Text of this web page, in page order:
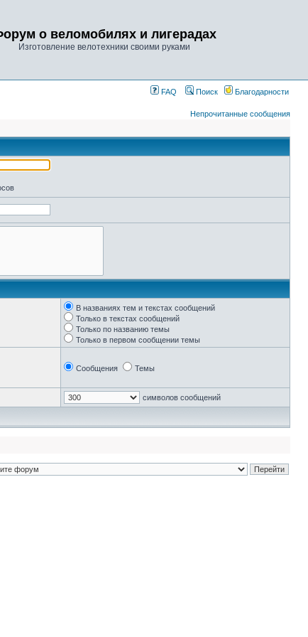
о веломобилях и лигерадах
Изготовление велотехники своими руками
FAQ Поиск Благодарности
Непрочитанные сообщения
В названиях тем и текстах сообщений
Только в текстах сообщений
Только по названию темы
Только в первом сообщении темы
Сообщения Темы
символов сообщений